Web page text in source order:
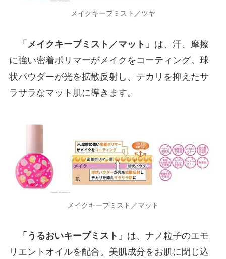
メイクキープミスト／ツヤ
「メイクキープミスト／マット」 は、汗、摩擦
に強い密着ポリマーがメイクをコーティング。球
状パウダーが光を拡散反射し、テカリを抑えたサ
ラサラなマット肌に導きます。
メイクキープミスト／マット
「うるおいキープミスト」 は、ナノ粒子のエモ
リエントオイルを配合。美肌成分をお肌に閉じ込